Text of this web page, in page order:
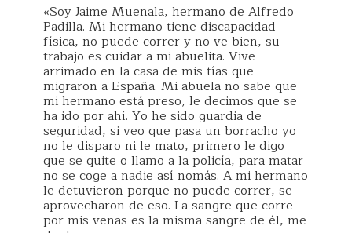
«Soy Jaime Muenala, hermano de Alfredo
Padilla. Mi hermano tiene discapacidad
física, no puede correr y no ve bien, su
trabajo es cuidar a mi abuelita. Vive
arrimado en la casa de mis tías que
migraron a España. Mi abuela no sabe que
mi hermano está preso, le decimos que se
ha ido por ahí. Yo he sido guardia de
seguridad, si veo que pasa un borracho yo
no le disparo ni le mato, primero le digo
que se quite o llamo a la policía, para matar
no se coge a nadie así nomás. A mi hermano
le detuvieron porque no puede correr, se
aprovecharon de eso. La sangre que corre
por mis venas es la misma sangre de él, me